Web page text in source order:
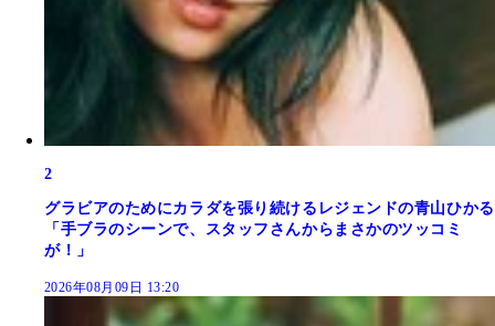
2
グラビアのためにカラダを張り続けるレジェンドの青山ひかる
「手ブラのシーンで、スタッフさんからまさかのツッコミ
が！」
2026年08月09日 13:20